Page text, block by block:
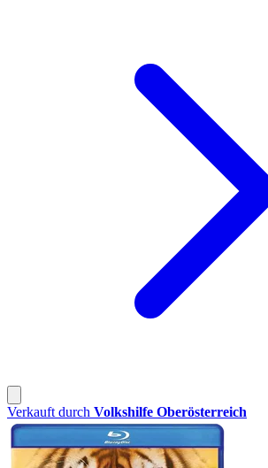
Verkauft durch Volkshilfe Oberösterreich